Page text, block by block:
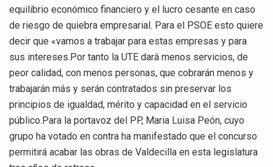
equilibrio económico financiero y el lucro cesante en caso
de riesgo de quiebra empresarial. Para el PSOE esto quiere
decir que «vamos a trabajar para estas empresas y para
sus intereses.Por tanto la UTE dará menos servicios, de
peor calidad, con menos personas, que cobrarán menos y
trabajarán más y serán contratados sin preservar los
principios de igualdad, mérito y capacidad en el servicio
público.Para la portavoz del PP, Maria Luisa Peón, cuyo
grupo ha votado en contra ha manifestado que el concurso
permitirá acabar las obras de Valdecilla en esta legislatura